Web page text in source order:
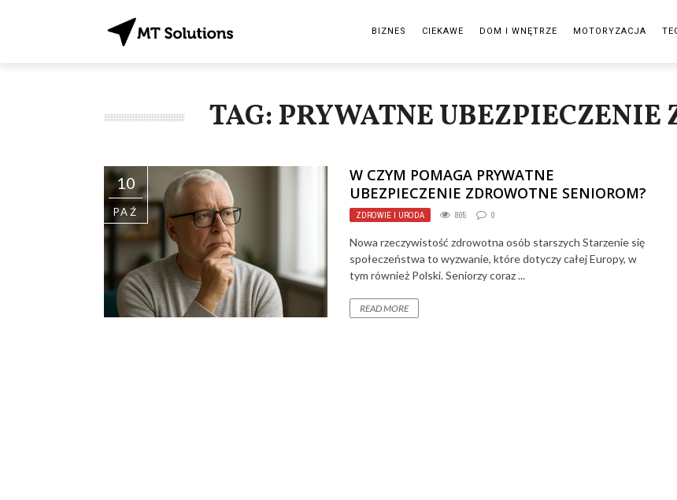
BIZNES CIEKAWE DOM I WNĘTRZE MOTORYZACJA
TAG: PRYWATNE UBEZPIECZENIE
10
PAŹ
W CZYM POMAGA PRYWATNE
UBEZPIECZENIE ZDROWOTNE SENIOROM?
ZDROWIE I URODA 805 0
Nowa rzeczywistość zdrowotna osób starszych Starzenie się
społeczeństwa to wyzwanie, które dotyczy całej Europy, w
tym również Polski. Seniorzy coraz ...
READ MORE